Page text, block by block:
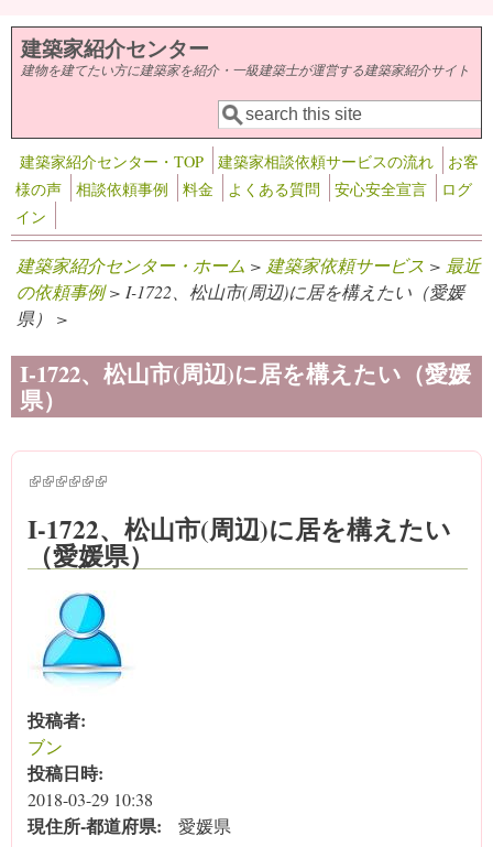
メインコンテンツに移動
建築家紹介センター
建物を建てたい方に建築家を紹介・一級建築士が運営する建築家紹介サイト
検索フォーム
検索
建築家紹介センター・TOP 建築家相談依頼サービスの流れ
お客
様の声
相談依頼事例 料金 よくある質問 安心安全宣言
ログ
イン
建築家紹介センター・ホーム > 建築家依頼サービス > 最近
の依頼事例> I-1722、松山市(周辺)に居を構えたい（愛媛
県） >
I-1722、松山市(周辺)に居を構えたい（愛媛
県）
(link is external)
(link is external)
(link is external)
(link is external)
(link is external)
(link is external)
I-1722、松山市(周辺)に居を構えたい
（愛媛県）
投稿者:
ブン
投稿日時:
2018-03-29 10:38
現住所‐都道府県: 愛媛県